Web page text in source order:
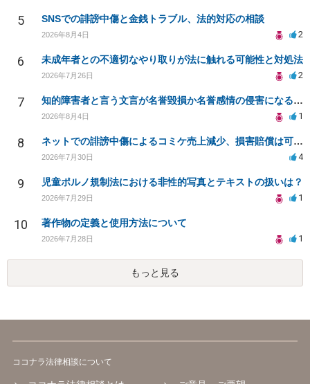
5 SNSでの誹謗中傷と金銭トラブル、法的対応の相談
2026年8月4日 2
6 未成年者との不適切なやり取りが法に触れる可能性と対処法
2026年7月26日 2
7 知的障害者と言う文言が名誉毀損か名誉感情の侵害になるか教えてほしい。
2026年8月4日 1
8 ネットでの誹謗中傷によるコミケ売上減少、損害賠償は可能か？
2026年7月30日 4
9 児童ポルノ規制法における非性的写真とテキストの扱いは？
2026年7月29日 1
10 著作物の定義と使用方法について
2026年7月28日 1
もっと見る
ココナラ法律相談について